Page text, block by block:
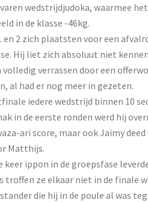
wedstrijdjudoka, waarmee
in de klasse -46kg.
en 2 zich plaatsten voor een
Hij liet zich absoluut niet
verrassen door een
al had er nog meer in gezeten.
iedere wedstrijd binnen 10
in de eerste ronden werd hij
ari score, maar ook Jaimy
Matthijs.
ippon in de groepsfase
ze elkaar niet in de finale
die hij in de poule al was